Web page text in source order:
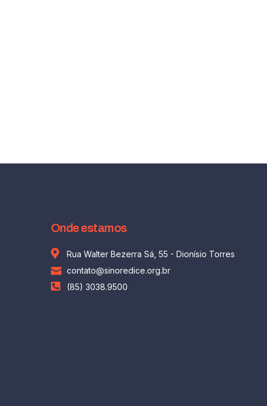
Onde estamos
Rua Walter Bezerra Sá, 55 - Dionísio Torres
contato@sinoredice.org.br
(85) 3038.9500